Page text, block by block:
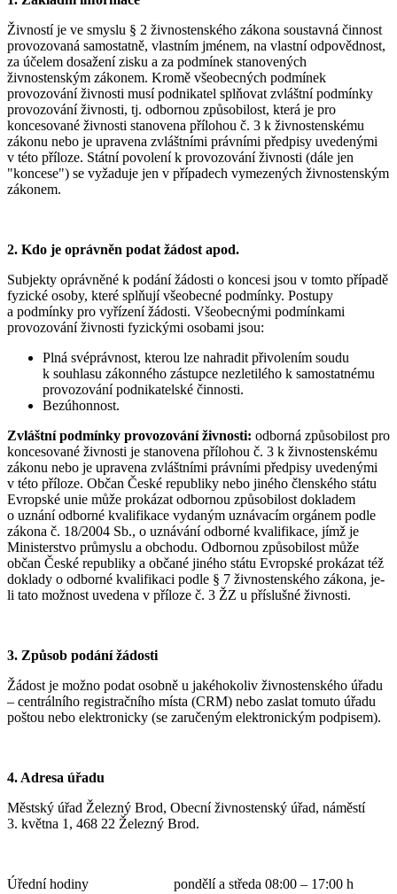
Živností je ve smyslu § 2 živnostenského zákona soustavná činnost
provozovaná samostatně, vlastním jménem, na vlastní odpovědnost,
za účelem dosažení zisku a za podmínek stanovených
živnostenským zákonem. Kromě všeobecných podmínek
provozování živnosti musí podnikatel splňovat zvláštní podmínky
provozování živnosti, tj. odbornou způsobilost, která je pro
koncesované živnosti stanovena přílohou č. 3 k živnostenskému
zákonu nebo je upravena zvláštními právními předpisy uvedenými
v této příloze. Státní povolení k provozování živnosti (dále jen
"koncese") se vyžaduje jen v případech vymezených živnostenským
zákonem.
2. Kdo je oprávněn podat žádost apod.
Subjekty oprávněné k podání žádosti o koncesi jsou v tomto případě
fyzické osoby, které splňují všeobecné podmínky. Postupy
a podmínky pro vyřízení žádosti. Všeobecnými podmínkami
provozování živnosti fyzickými osobami jsou:
Plná svéprávnost, kterou lze nahradit přivolením soudu
k souhlasu zákonného zástupce nezletilého k samostatnému
provozování podnikatelské činnosti.
Bezúhonnost.
Zvláštní podmínky provozování živnosti: odborná způsobilost pro
koncesované živnosti je stanovena přílohou č. 3 k živnostenskému
zákonu nebo je upravena zvláštními právními předpisy uvedenými
v této příloze. Občan České republiky nebo jiného členského státu
Evropské unie může prokázat odbornou způsobilost dokladem
o uznání odborné kvalifikace vydaným uznávacím orgánem podle
zákona č. 18/2004 Sb., o uznávání odborné kvalifikace, jímž je
Ministerstvo průmyslu a obchodu. Odbornou způsobilost může
občan České republiky a občané jiného státu Evropské prokázat též
doklady o odborné kvalifikaci podle § 7 živnostenského zákona, je-
li tato možnost uvedena v příloze č. 3 ŽZ u příslušné živnosti.
3. Způsob podání žádosti
Žádost je možno podat osobně u jakéhokoliv živnostenského úřadu
– centrálního registračního místa (CRM) nebo zaslat tomuto úřadu
poštou nebo elektronicky (se zaručeným elektronickým podpisem).
4. Adresa úřadu
Městský úřad Železný Brod, Obecní živnostenský úřad, náměstí
3. května 1, 468 22 Železný Brod.
Úřední hodiny pondělí a středa 08:00 – 17:00 h